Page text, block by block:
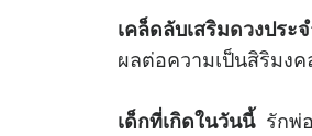
เคล็ดลับเสริมดวงประ
ผลต่อความเป็นสิริมง
เด็กที่เกิดในวันนี้รักพ่อ